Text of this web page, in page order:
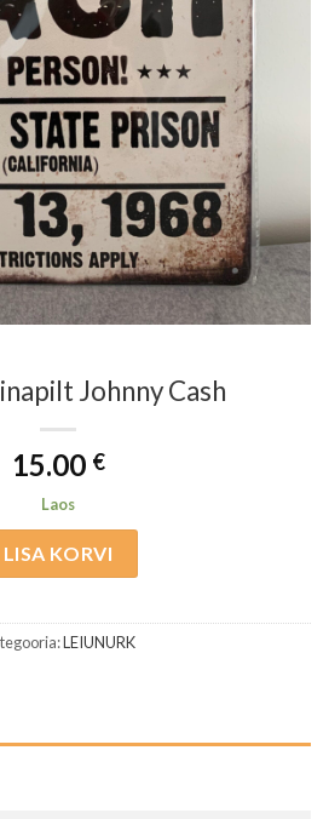
Johnny Cash
15.00 €
Laos
LISA KORVI
LEIUNURK